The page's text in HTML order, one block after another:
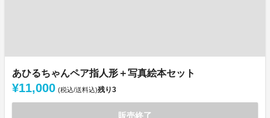
あひるちゃんペア指人形＋写真絵本セット
¥11,000 (税込/送料込)残り3
販売終了